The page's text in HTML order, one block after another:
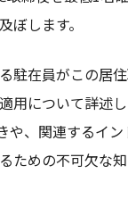
ぼします。
駐在員がこの居
用について詳述
や、関連するイ
ための不可欠な知